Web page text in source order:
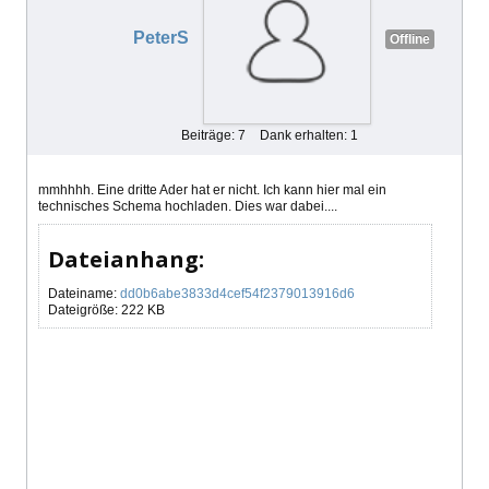
PeterS Offline
Beiträge: 7 Dank erhalten: 1
mmhhhh. Eine dritte Ader hat er nicht. Ich kann hier mal ein
technisches Schema hochladen. Dies war dabei....
Dateianhang:
Dateiname: dd0b6abe3833d4cef54f2379013916d6
Dateigröße: 222 KB